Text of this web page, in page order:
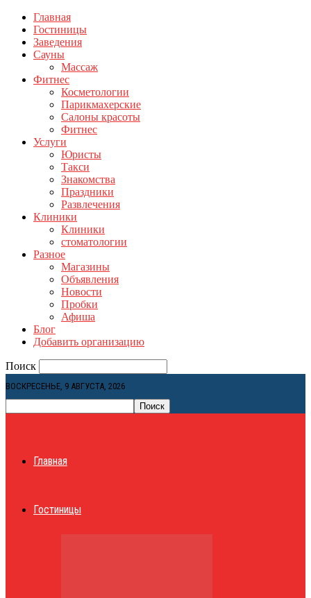
Главная
Гостиницы
Заведения
Сауны
Массаж
Фитнес
Косметологии
Парикмахерские
Салоны красоты
Фитнес
Услуги
Юристы
Такси
Знакомства
Праздники
Развлечения
Клиники
Клиники
стоматологии
Разное
Магазины
Объявления
Новости
Пробки
Афиша
Блог
Добавить организацию
Поиск
ВОСКРЕСЕНЬЕ, 9 АВГУСТА, 2026
Главная
Гостиницы